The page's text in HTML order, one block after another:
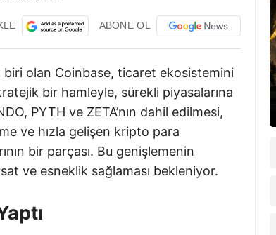
ABONE OL
biri olan Coinbase, ticaret ekosistemini
bir hamleyle, sürekli piyasalarına
PYTH ve ZETA’nın dahil edilmesi,
ve hızla gelişen kripto para
bir parçası. Bu genişlemenin
ve esneklik sağlaması bekleniyor.